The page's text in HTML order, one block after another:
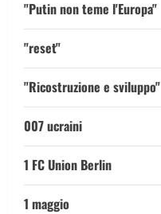
"Putin non teme l'Europa"
"reset"
"Ricostruzione e sviluppo"
007 ucraini
1 FC Union Berlin
1 maggio